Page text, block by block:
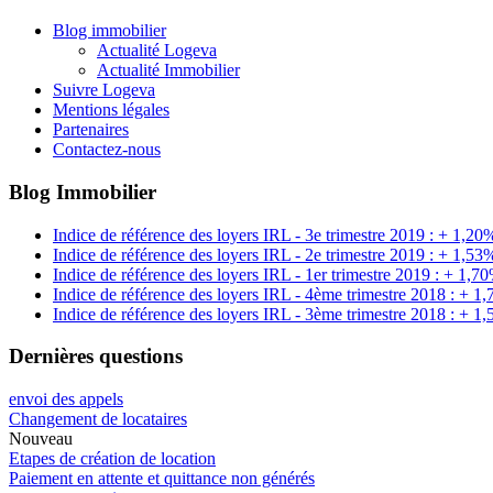
Blog immobilier
Actualité Logeva
Actualité Immobilier
Suivre Logeva
Mentions légales
Partenaires
Contactez-nous
Blog Immobilier
Indice de référence des loyers IRL - 3e trimestre 2019 : +
Indice de référence des loyers IRL - 2e trimestre 2019 : +
Indice de référence des loyers IRL - 1er trimestre 2019 : +
Indice de référence des loyers IRL - 4ème trimestre 2018 : +
Indice de référence des loyers IRL - 3ème trimestre 2018 : +
Dernières questions
envoi des appels
Changement de locataires
Nouveau
Etapes de création de location
Paiement en attente et quittance non générés